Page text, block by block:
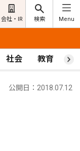
会社・IR 検索 Menu
社会 教育 ス
公開日：2018.07.12